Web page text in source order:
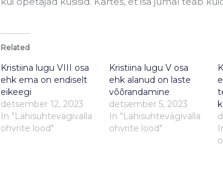
Related
Kristiina lugu VIII osa
ehk ema on endiselt
eikeegi
detsember 12, 2023
In "Lähisuhtevägivalla
ohvrite lood"
Kristiina lugu V osa
ehk alanud on laste
võõrandamine
detsember 5, 2023
In "Lähisuhtevägivalla
ohvrite lood"